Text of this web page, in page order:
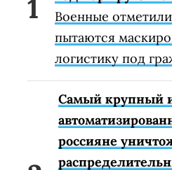
Военные
пытаются
логистику под
Самый крупный
россияне